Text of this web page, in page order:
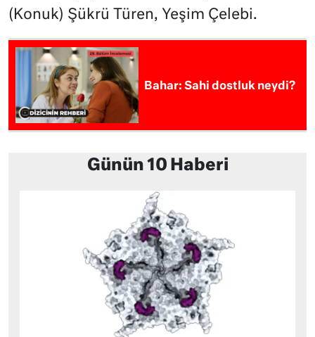
(Konuk) Şükrü Türen, Yeşim Çelebi.
Bahar: Sahi dostluk neydi?
Günün 10 Haberi